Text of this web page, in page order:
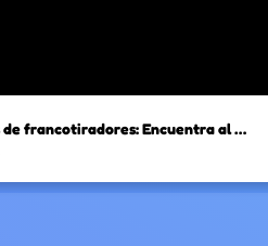
Guerras de francotiradores: Encuentra al criminal